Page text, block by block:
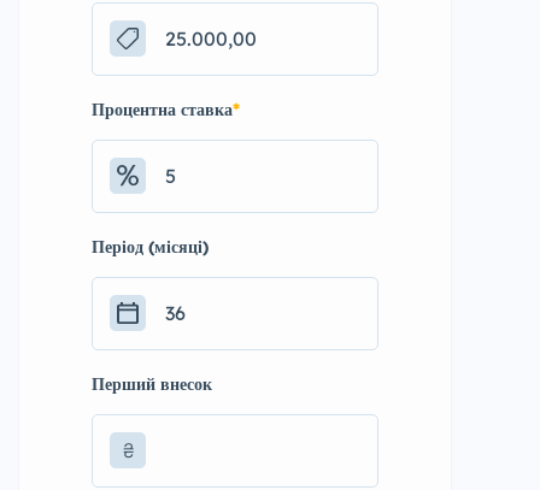
Процентна ставка*
Період (місяці)
Перший внесок
₴